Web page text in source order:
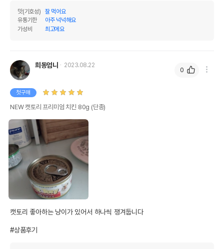
조지방
조섬유질
칼슘 0.01%
오메가3 0%
오메가6
수분
탄수화물
기타성분
원료구성
맛(기호성)
잘 먹어요
유통기한
아주 넉넉해요
가성비
최고에요
희동엄니 2023.08.22
첫구매
NEW 캣토리 프리미엄 치킨 80g (단종)
캣토리 좋아하는 냥이가 있어서 하나씩 쟁겨둡니다
#상품후기
0